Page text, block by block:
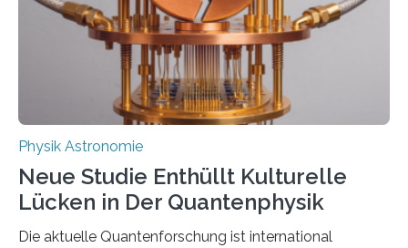
gefunden. Kurz darauf konnte man zeigen, dass sich
Thorium tatsächlich nutzen lässt, um hochpräzise…
Physik Astronomie
Neue Studie Enthüllt Kulturelle
Lücken in Der Quantenphysik
Die aktuelle Quantenforschung ist international